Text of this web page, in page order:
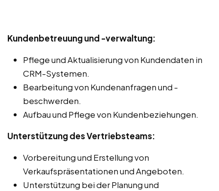
Kundenbetreuung und -verwaltung:
Pflege und Aktualisierung von Kundendaten in
CRM-Systemen.
Bearbeitung von Kundenanfragen und -
beschwerden.
Aufbau und Pflege von Kundenbeziehungen.
Unterstützung des Vertriebsteams:
Vorbereitung und Erstellung von
Verkaufspräsentationen und Angeboten.
Unterstützung bei der Planung und